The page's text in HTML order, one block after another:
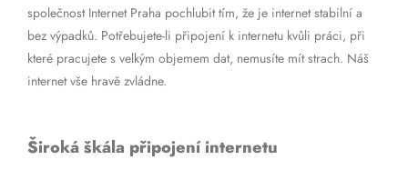
společnost Internet Praha pochlubit tím, že je internet stabilní a
bez výpadků. Potřebujete-li připojení k internetu kvůli práci, při
které pracujete s velkým objemem dat, nemusíte mít strach. Náš
internet vše hravě zvládne.
Široká škála připojení internetu